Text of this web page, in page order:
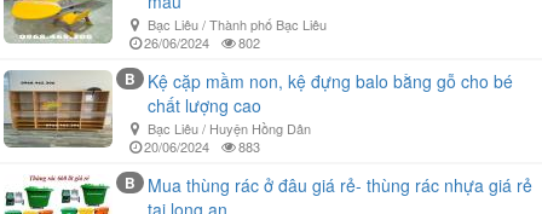
Bạc Liêu / Thành phố Bạc Liêu
26/06/2024
802
B
Kệ cặp mầm non, kệ đựng balo bằng gỗ cho bé
chất lượng cao
Bạc Liêu / Huyện Hồng Dân
20/06/2024
883
B
Mua thùng rác ở đâu giá rẻ- thùng rác nhựa giá rẻ
tại long an